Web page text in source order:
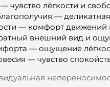
чувство лёгкости и
—
— комфорт движений
внешний вид и
— ощущение
— чувство